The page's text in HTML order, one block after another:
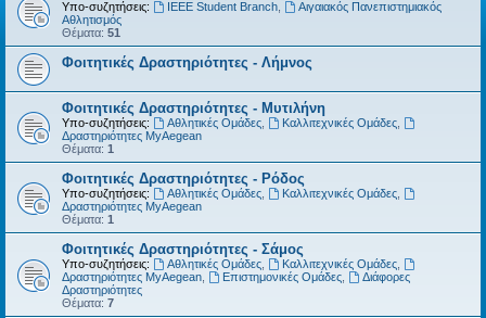
Υπο-συζητήσεις: IEEE Student Branch,
Αιγαιακός Πανεπιστημιακός
Αθλητισμός
Θέματα: 51
Φοιτητικές Δραστηριότητες - Λήμνος
Φοιτητικές Δραστηριότητες - Μυτιλήνη
Υπο-συζητήσεις: Αθλητικές Ομάδες, Καλλιτεχνικές Ομάδες,
Δραστηριότητες MyAegean
Θέματα: 1
Φοιτητικές Δραστηριότητες - Ρόδος
Υπο-συζητήσεις: Αθλητικές Ομάδες, Καλλιτεχνικές Ομάδες,
Δραστηριότητες MyAegean
Θέματα: 1
Φοιτητικές Δραστηριότητες - Σάμος
Υπο-συζητήσεις: Αθλητικές Ομάδες, Καλλιτεχνικές Ομάδες,
Δραστηριότητες MyAegean
Επιστημονικές Ομάδες,
Διάφορες
Δραστηριότητες
Θέματα: 7